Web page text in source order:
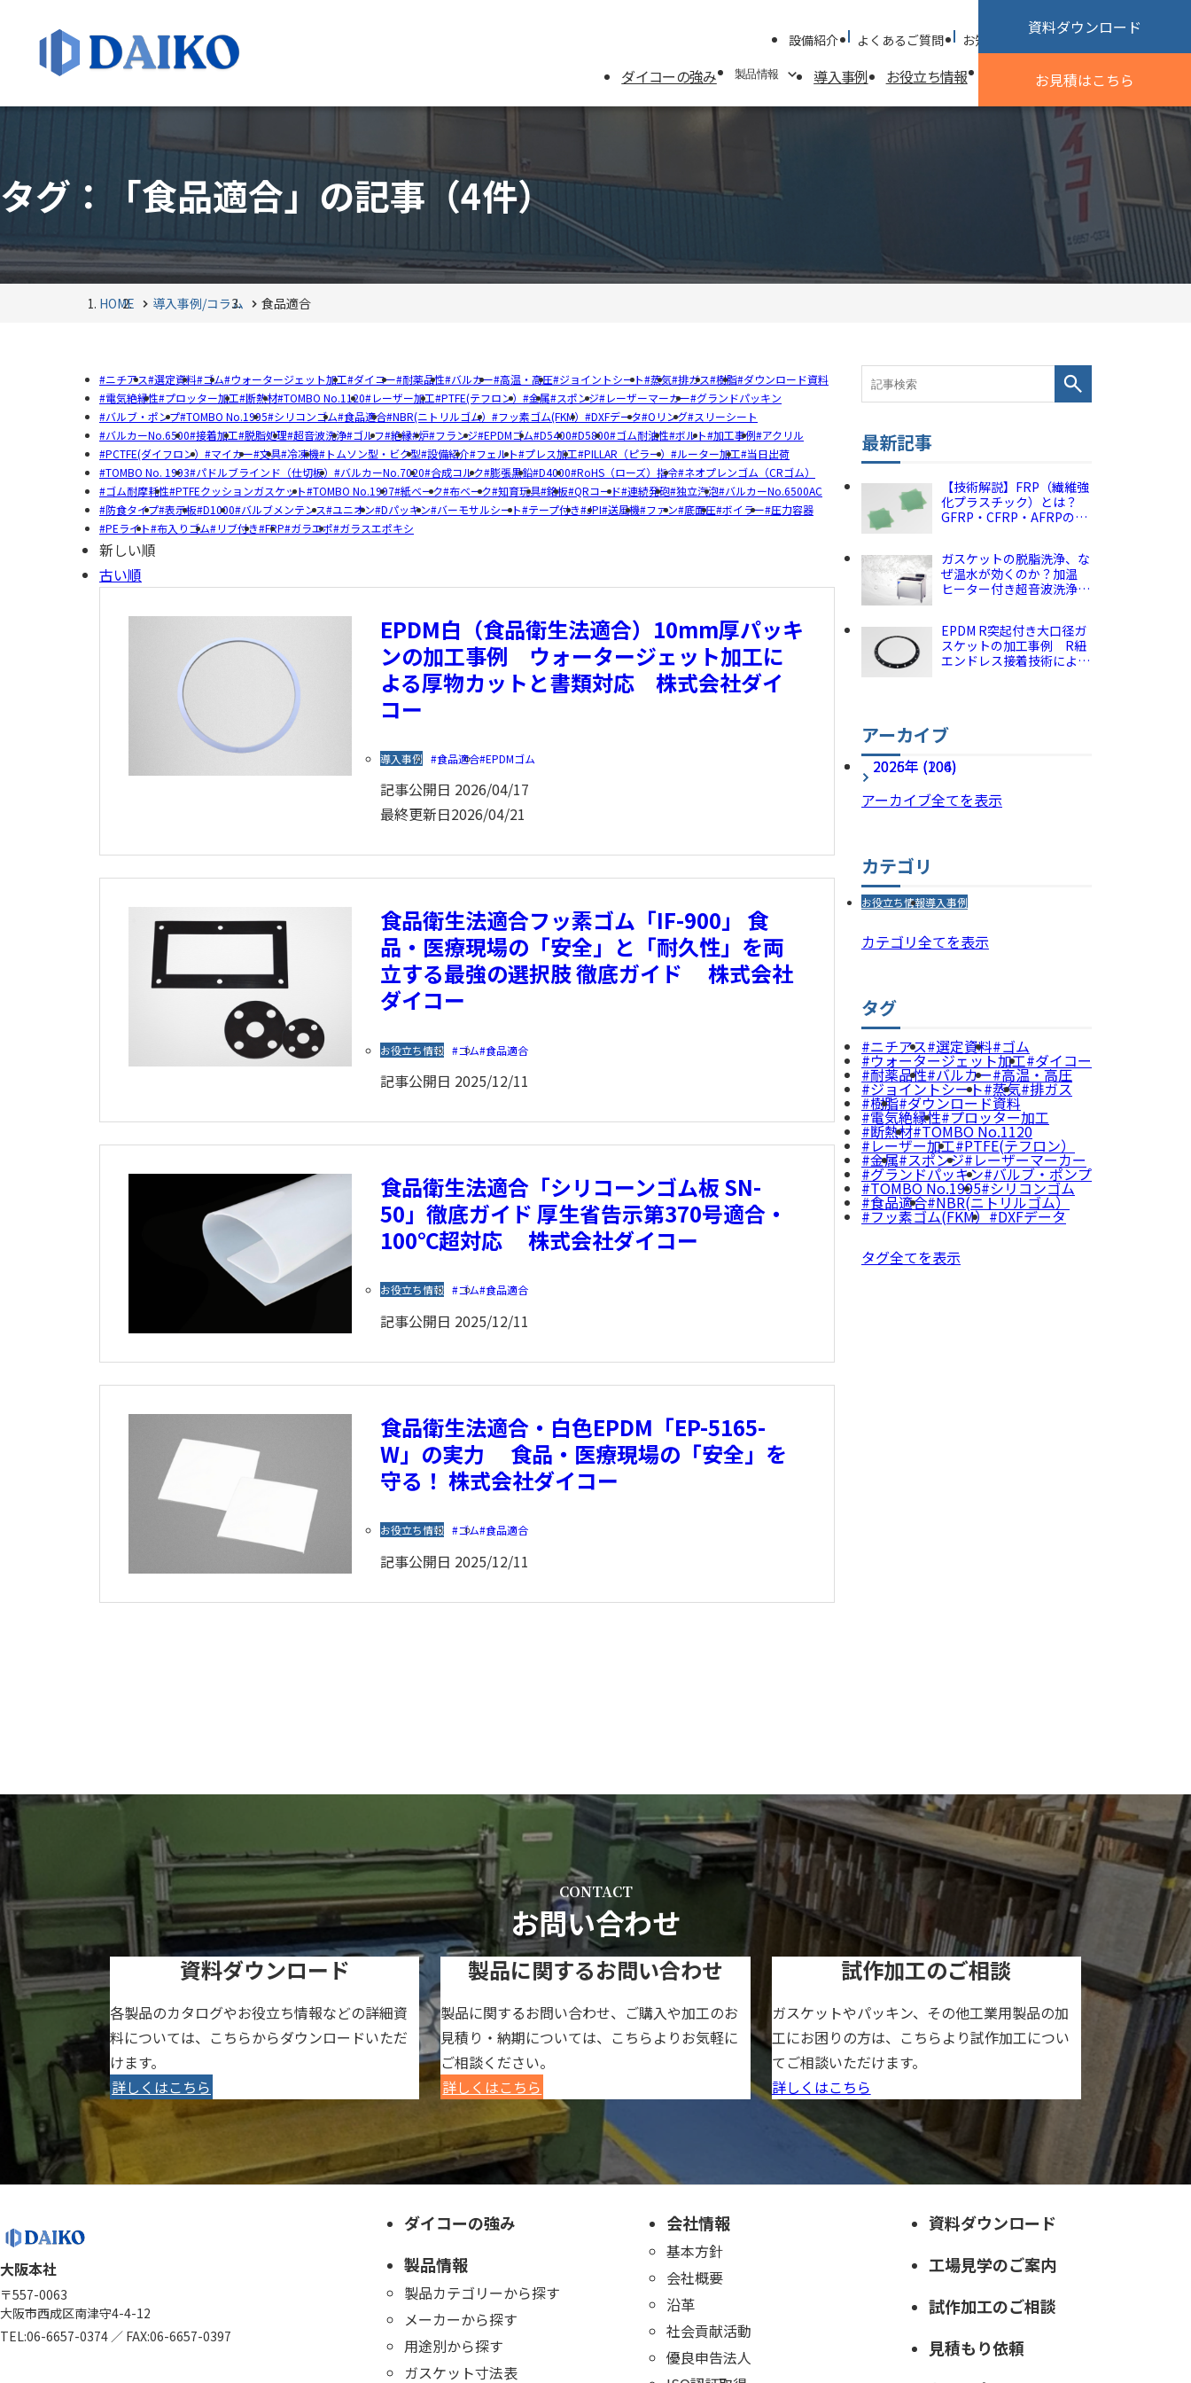
設備紹介 よくあるご質問 お知らせ 採用情報 お問い合わせ
ダイコーの強み 製品情報
用途別から探す
用語集
導入事例 お役立ち情報
沿革
Instagram
試作加工のご相談
資料ダウンロード
お見積はこちら
タグ：「食品適合」の記事 （4件）
HOME 導入事例/コラム 食品適合
ニチアス 選定資料 ゴム ウォータージェット加工 ダイコー 耐薬品性 バルカー 高温・高圧 ジョイントシート 蒸気 排ガス 樹脂 ダウンロード資料
電気絶縁性 プロッター加工 断熱材 TOMBO No.1120 レーザー加工 PTFE(テフロン） 金属 スポンジ レーザーマーカー グランドパッキン
バルブ・ポンプ TOMBO No.1995 シリコンゴム 食品適合 NBR(ニトリルゴム） フッ素ゴム(FKM） DXFデータ Oリング スリーシート
バルカーNo.6500 接着加工 脱脂処理 超音波洗浄 ゴルフ 絶縁 炉 フランジ EPDMゴム D5400 D5800 ゴム耐油性 ボルト 加工事例 アクリル
PCTFE(ダイフロン）
マイカー 文具 冷凍機 トムソン型・ビク型 設備紹介 フェルト プレス加工 PILLAR（ピラー） ルーター加工 当日出荷
TOMBO No. 1993 パドルブラインド（仕切板） バルカーNo.7020 合成コルク 膨張黒鉛 D4000 RoHS（ローズ）指令 ネオプレンゴム（CRゴム）
ゴム耐摩耗性 PTFEクッションガスケット TOMBO No.1997 紙ベーク 布ベーク 知育玩具 銘板 QRコード 連続発砲 独立汽泡 バルカーNo.6500AC
防食タイプ 表示板 D1000 バルブメンテンス ユニオン Dパッキン バーモサルシート テープ付き JPI 送風機 ファン 底面圧 ボイラー 圧力容器
PEライト 布入りゴム リブ付き FRP ガラエポ ガラスエポキシ
新しい順
古い順
EPDM白（食品衛生法適合）10mm厚パッキ
ンの加工事例 ウォータージェット加工に
よる厚物カットと書類対応 株式会社ダイ
コー
導入事例 食品適合 EPDMゴム
記事公開日 2026/04/17
最終更新日2026/04/21
食品衛生法適合フッ素ゴム「IF-900」 食
品・医療現場の「安全」と「耐久性」を両
立する最強の選択肢 徹底ガイド 株式会社
ダイコー
お役立ち情報 ゴム 食品適合
記事公開日 2025/12/11
食品衛生法適合「シリコーンゴム板 SN-
50」徹底ガイド 厚生省告示第370号適合・
100℃超対応 株式会社ダイコー
お役立ち情報 ゴム 食品適合
記事公開日 2025/12/11
食品衛生法適合・白色EPDM「EP-5165-
W」の実力 食品・医療現場の「安全」を
守る！ 株式会社ダイコー
お役立ち情報 ゴム 食品適合
記事公開日 2025/12/11
最新記事
【技術解説】FRP（繊維強
化プラスチック）とは？
GFRP・CFRP・AFRPの違
ガスケットの脱脂洗浄、な
ぜ温水が効くのか？加温
ヒーター付き超音波洗浄の
EPDM R突起付き大口径ガ
スケットの加工事例 R紐
エンドレス接着技術による
アーカイブ
2026年 (106)
2025年 (204)
アーカイブ全てを表示
カテゴリ
お役立ち情報導入事例
カテゴリ全てを表示
タグ
ニチアス 選定資料 ゴム
ウォータージェット加工 ダイコー
耐薬品性 バルカー 高温・高圧
ジョイントシート 蒸気 排ガス
樹脂 ダウンロード資料
電気絶縁性 プロッター加工
断熱材 TOMBO No.1120
レーザー加工 PTFE(テフロン）
金属 スポンジ レーザーマーカー
グランドパッキン バルブ・ポンプ
TOMBO No.1995 シリコンゴム
食品適合 NBR(ニトリルゴム）
フッ素ゴム(FKM） DXFデータ
タグ全てを表示
CONTACT
お問い合わせ
資料ダウンロード
各製品のカタログやお役立ち情報などの詳細資
料については、こちらからダウンロードいただ
けます。
詳しくはこちら
製品に関するお問い合わせ
製品に関するお問い合わせ、ご購入や加工のお
見積り・納期については、こちらよりお気軽に
ご相談ください。
詳しくはこちら
試作加工のご相談
ガスケットやパッキン、その他工業用製品の加
工にお困りの方は、こちらより試作加工につい
てご相談いただけます。
詳しくはこちら
大阪本社
〒557-0063
大阪市西成区南津守4-4-12
TEL:06-6657-0374 ／ FAX:06-6657-0397
ダイコーの強み
製品情報
製品カテゴリーから探す
メーカーから探す
用途別から探す
ガスケット寸法表
会社情報
基本方針
会社概要
沿革
社会貢献活動
優良申告法人
資料ダウンロード
工場見学のご案内
試作加工のご相談
見積もり依頼